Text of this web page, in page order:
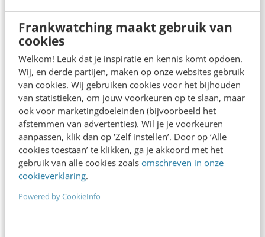
Frankwatching maakt gebruik van
cookies
Welkom! Leuk dat je inspiratie en kennis komt opdoen.
Wij, en derde partijen, maken op onze websites gebruik
van cookies. Wij gebruiken cookies voor het bijhouden
van statistieken, om jouw voorkeuren op te slaan, maar
ook voor marketingdoeleinden (bijvoorbeeld het
afstemmen van advertenties). Wil je je voorkeuren
aanpassen, klik dan op ‘Zelf instellen’. Door op ‘Alle
cookies toestaan’ te klikken, ga je akkoord met het
gebruik van alle cookies zoals omschreven in onze
cookieverklaring.
Powered by CookieInfo
Frankwatching
Adverteren
Contact
Nieuwsbrieven
Over ons
Ons team
Werken bij